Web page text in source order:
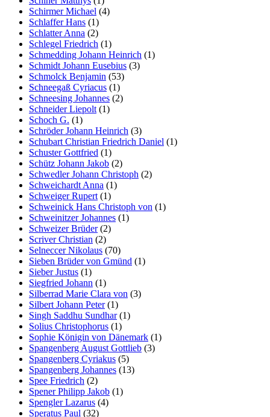
Schirmer Michael (4)
Schlaffer Hans (1)
Schlatter Anna (2)
Schlegel Friedrich (1)
Schmedding Johann Heinrich (1)
Schmidt Johann Eusebius (3)
Schmolck Benjamin (53)
Schneegaß Cyriacus (1)
Schneesing Johannes (2)
Schneider Liepolt (1)
Schoch G. (1)
Schröder Johann Heinrich (3)
Schubart Christian Friedrich Daniel (1)
Schuster Gottfried (1)
Schütz Johann Jakob (2)
Schwedler Johann Christoph (2)
Schweichardt Anna (1)
Schweiger Rupert (1)
Schweinick Hans Christoph von (1)
Schweinitzer Johannes (1)
Schweizer Brüder(2)
Scriver Christian (2)
Selneccer Nikolaus (70)
Sieben Brüder von Gmünd (1)
Sieber Justus (1)
Siegfried Johann (1)
Silberrad Marie Clara von (3)
Silbert Johann Peter(1)
Singh Saddhu Sundhar(1)
Solius Christophorus (1)
Sophie Königin von Dänemark (1)
Spangenberg August Gottlieb (3)
Spangenberg Cyriakus (5)
Spangenberg Johannes (13)
Spee Friedrich (2)
Spener Philipp Jakob (1)
Spengler Lazarus (4)
Speratus Paul (32)